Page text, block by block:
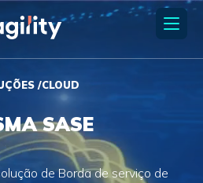
/CLOUD
SASE
de Borda de serviço de